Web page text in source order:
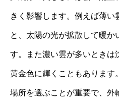
きく影響します。例えば薄い
と、太陽の光が拡散して暖か
す。また濃い雲が多いときは
黄金色に輝くこともあります
場所を選ぶことが重要で、外